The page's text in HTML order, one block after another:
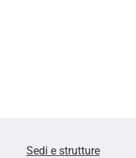
Sedi e strutture